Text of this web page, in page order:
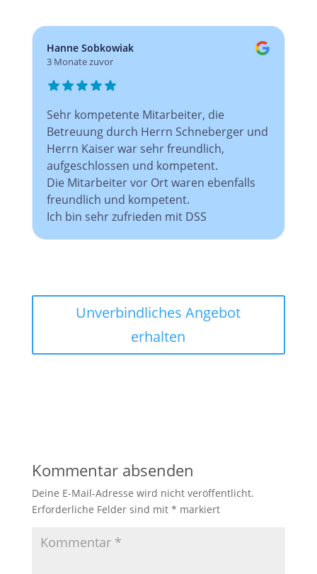
Hanne Sobkowiak
3 Monate zuvor
Sehr kompetente Mitarbeiter, die
Betreuung durch Herrn Schneberger und
Herrn Kaiser war sehr freundlich,
aufgeschlossen und kompetent.
Die Mitarbeiter vor Ort waren ebenfalls
freundlich und kompetent.
Ich bin sehr zufrieden mit DSS
Unverbindliches Angebot
erhalten
Kommentar absenden
Deine E-Mail-Adresse wird nicht veröffentlicht.
Erforderliche Felder sind mit * markiert